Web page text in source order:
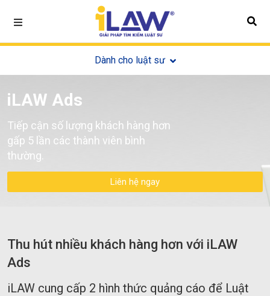
Dành cho luật sư
iLAW Ads
Tiếp cận số lượng khách hàng hơn
gấp 5 lần các thành viên bình
thường.
Liên hệ ngay
Thu hút nhiều khách hàng hơn với iLAW
Ads
iLAW cung cấp 2 hình thức quảng cáo để Luật